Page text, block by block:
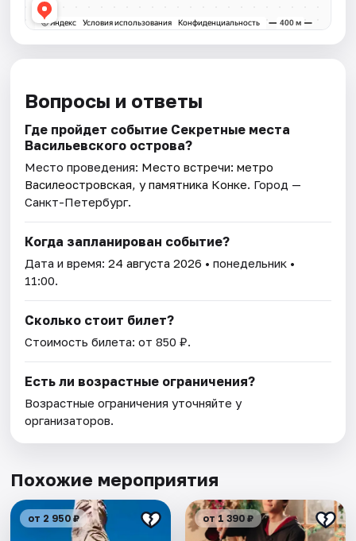
Вопросы и ответы
Где пройдет событие Секретные места
Васильевского острова?
Место проведения: Место встречи: метро
Василеостровская, у памятника Конке. Город —
Санкт-Петербург.
Когда запланирован событие?
Дата и время:24 августа 2026 • понедельник •
11:00.
Сколько стоит билет?
Стоимость билета: от 850 ₽.
Есть ли возрастные ограничения?
Возрастные ограничения уточняйте у
организаторов.
Похожие мероприятия
от 2 950 ₽ от 1 390 ₽